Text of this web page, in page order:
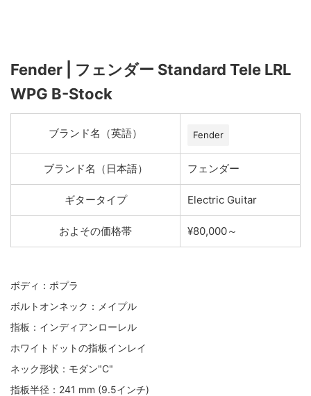
Fender | フェンダー Standard Tele LRL
WPG B-Stock
ブランド名（英語） Fender
ブランド名（日本語） フェンダー
ギタータイプ Electric Guitar
およその価格帯 ¥80,000～
ボディ：ポプラ
ボルトオンネック：メイプル
指板：インディアンローレル
ホワイトドットの指板インレイ
ネック形状：モダン"C"
指板半径：241 mm (9.5インチ)